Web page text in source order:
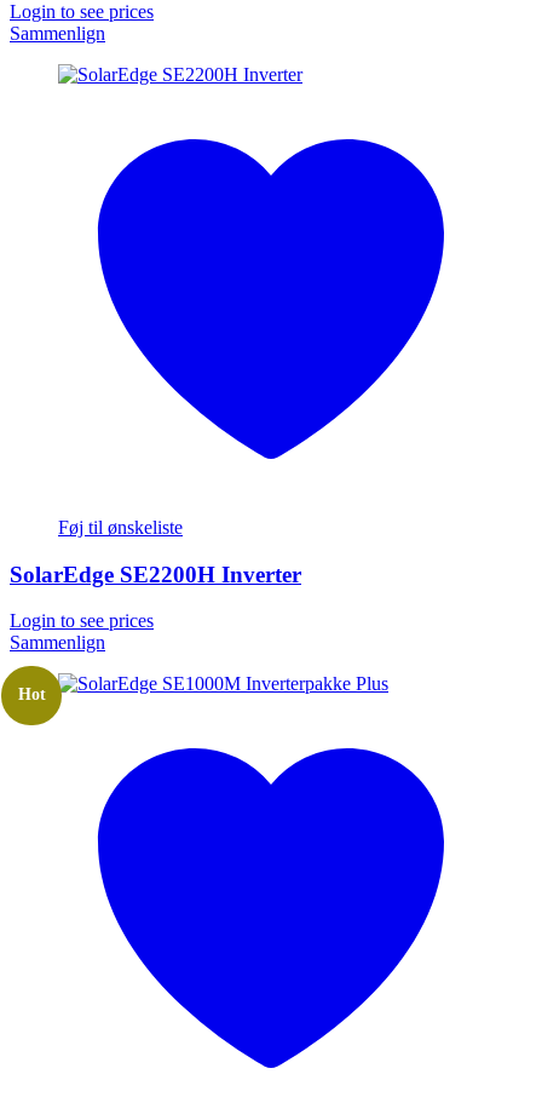
Login to see prices
Sammenlign
Føj til ønskeliste
SolarEdge SE2200H Inverter
Login to see prices
Sammenlign
Hot